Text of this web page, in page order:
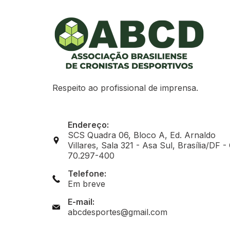
Respeito ao profissional de imprensa.
Endereço:
SCS Quadra 06, Bloco A, Ed. Arnaldo
Villares, Sala 321 - Asa Sul, Brasília/DF -
70.297-400
Telefone:
Em breve
E-mail:
abcdesportes@gmail.com